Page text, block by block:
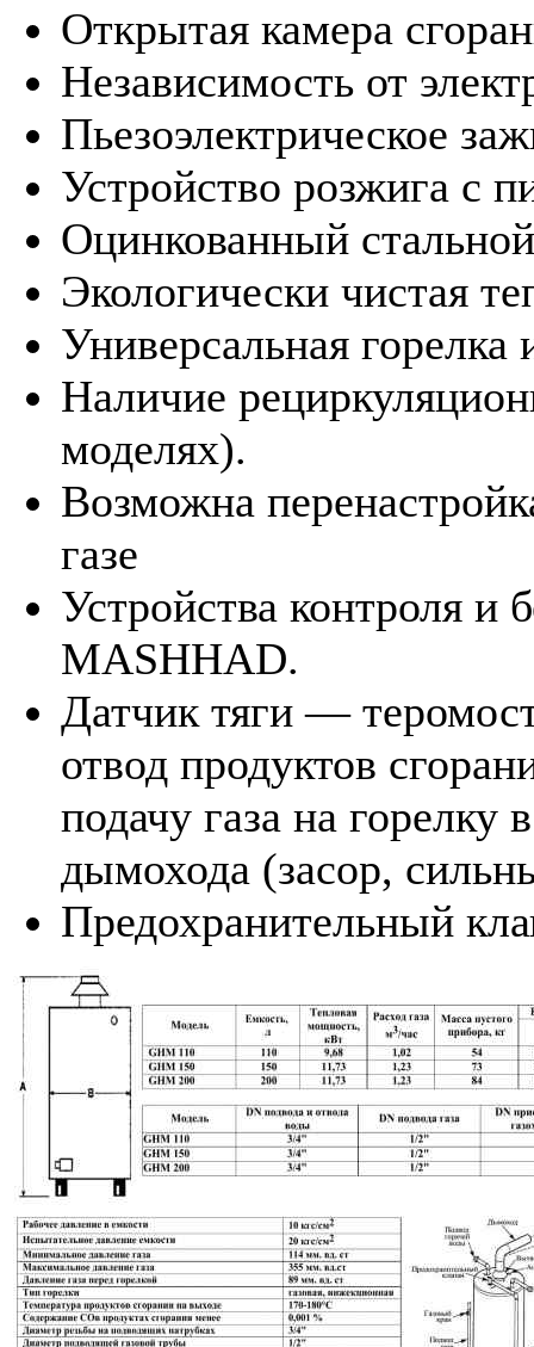
Открытая камера
Независимость от
Пьезоэлектрическое
Устройство розжига с
Оцинкованный
Экологически чистая
Универсальная
Наличие
моделях).
Возможна
газе
Устройства контроля и
MASHHAD.
Датчик тяги —
отвод продуктов
подачу газа на горелку
дымохода (засор,
Предохранительный